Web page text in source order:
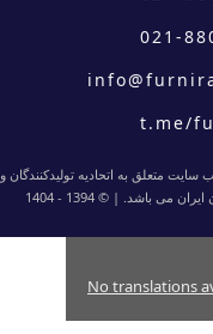
متعلق به اتحادیه تولیدکنندگان و
می باشد. | © 1394 - 1404
No translations